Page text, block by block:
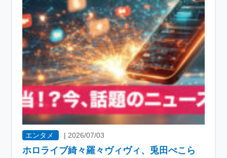
エンタメ | 2026/07/03
ホロライブ綺々羅々ヴィヴィ、兎田ぺこら